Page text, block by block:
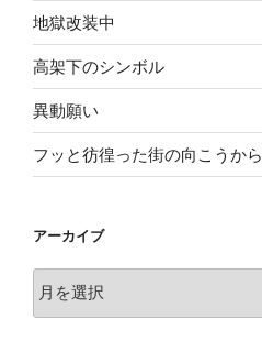
地獄改装中
高架下のシンボル
異動願い
フッと彷徨った街の向こうから
アーカイブ
ー